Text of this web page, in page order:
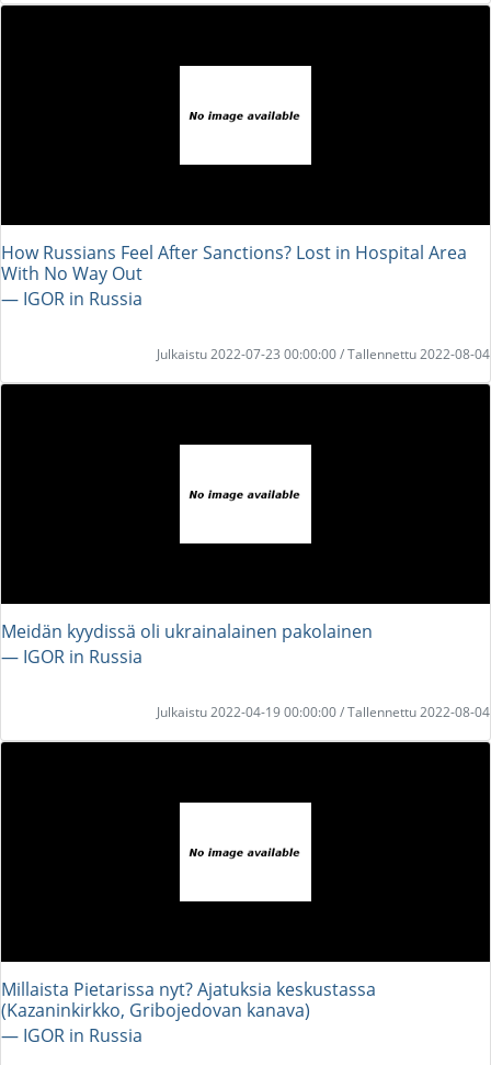
How Russians Feel After Sanctions? Lost in Hospital Area
With No Way Out
― IGOR in Russia
Julkaistu 2022-07-23 00:00:00 / Tallennettu 2022-08-04
Meidän kyydissä oli ukrainalainen pakolainen
― IGOR in Russia
Julkaistu 2022-04-19 00:00:00 / Tallennettu 2022-08-04
Millaista Pietarissa nyt? Ajatuksia keskustassa
(Kazaninkirkko, Gribojedovan kanava)
― IGOR in Russia